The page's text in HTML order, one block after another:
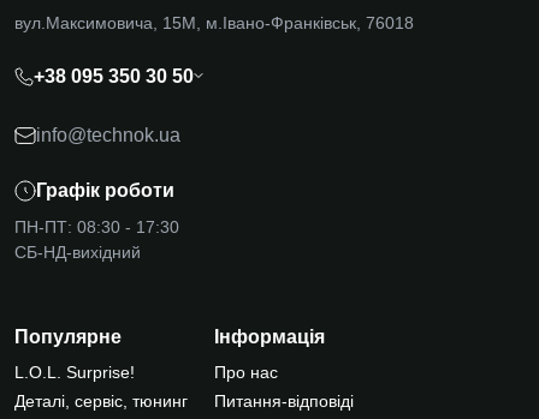
вул.Максимовича, 15М, м.Івано-Франківськ, 76018
+38 095 350 30 50
info@technok.ua
Графік роботи
ПН-ПТ: 08:30 - 17:30
СБ-НД-вихідний
Популярне
L.O.L. Surprise!
Деталі, сервіс, тюнинг
Інформація
Про нас
Питання-відповіді